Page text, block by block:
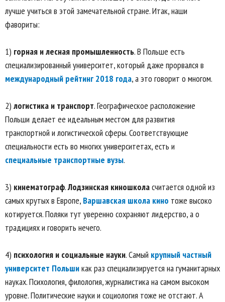
лучше учиться в этой замечательной стране. Итак, наши
фавориты:
1) горная и лесная промышленность. В Польше есть
специализированный университет, который даже прорвался в
международный рейтинг 2018 года, а это говорит о многом.
2) логистика и транспорт. Географическое расположение
Польши делает ее идеальным местом для развития
транспортной и логистической сферы. Соответствующие
специальности есть во многих университетах, есть и
специальные транспортные вузы.
3) кинематограф.Лодзинская киношколасчитается одной из
самых крутых в Европе, Варшавская школа кино тоже высоко
котируется. Поляки тут уверенно сохраняют лидерство, а о
традициях и говорить нечего.
4) психология и социальные науки. Самый крупный частный
университет Польшикак раз специализируется на гуманитарных
науках. Психология, филология, журналистика на самом высоком
уровне. Политические науки и социология тоже не отстают. А